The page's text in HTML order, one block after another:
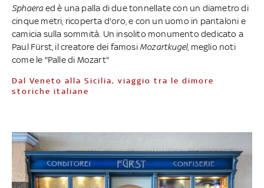
Sphaera ed è una palla di due tonnellate con un diametro di
cinque metri, ricoperta d'oro, e con un uomo in pantaloni e
camicia sulla sommità. Un insolito monumento dedicato a
Paul Fürst, il creatore dei famosi Mozartkugel, meglio noti
come le "Palle di Mozart"
Dal Veneto alla Sicilia, viaggio tra le dimore
storiche italiane